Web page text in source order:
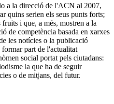
a la direcció de l'ACN al 2007,
quins serien els seus punts forts;
i que, a més, mostren a la
de competència basada en xarxes
les notícies o la publicació
part de l'actualitat
social portat pels ciutadans:
la que ha de seguir
o de mitjans, del futur.